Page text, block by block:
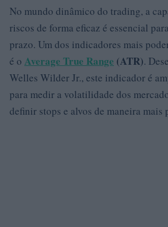
No mundo dinâmico do trading, a
riscos de forma eficaz é essencial
prazo. Um dos indicadores mais
é o Average True Range (ATR).
Welles Wilder Jr., este indicador é
para medir a volatilidade dos
definir stops e alvos de maneira mais